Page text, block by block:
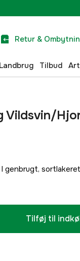
Retur &
Tilbud
Vildsvin/
genbrugt,
Tilføj til